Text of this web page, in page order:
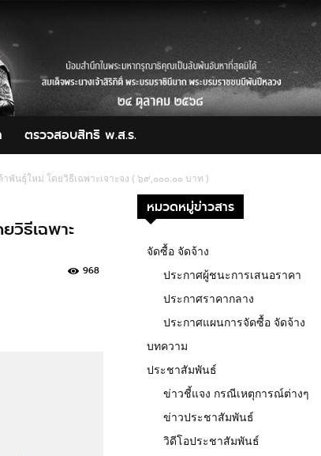
ตรวจสอบสิทธิ พ.ส.ร.
พันธุ์ใหม่ โดยวิธีเฉพาะเจาะจง ( ๖๙,๐๐๐.๐๐ บาท )
วิธีเฉพาะ
968
หมวดหมู่ข่าวสาร
จัดซื้อ จัดจ้าง
ประกาศผู้ชนะการเสนอราคา
ประกาศราคากลาง
ประกาศแผนการจัดซื้อ จัดจ้าง
บทความ
ประชาสัมพันธ์
ข่าวชี้แจง กรณีเหตุการณ์ต่างๆ
ข่าวประชาสัมพันธ์
วิดีโอประชาสัมพันธ์